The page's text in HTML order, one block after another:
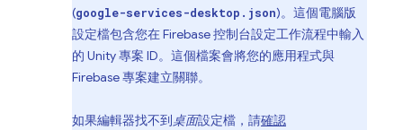
(google-services-desktop.json)。這個電腦版
設定檔包含您在Firebase控制台設定工作流程中輸入
的 Unity 專案 ID。這個檔案會將您的應用程式與
Firebase 專案建立關聯。
如果編輯器找不到桌面設定檔，請確認